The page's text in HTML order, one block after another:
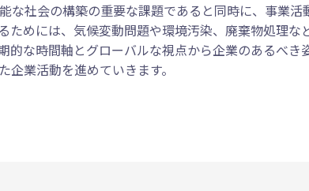
な社会の構築の重要な課題であると同時に、事業
ためには、気候変動問題や環境汚染、廃棄物処理
的な時間軸とグローバルな視点から企業のあるべ
業活動を進めていきます。